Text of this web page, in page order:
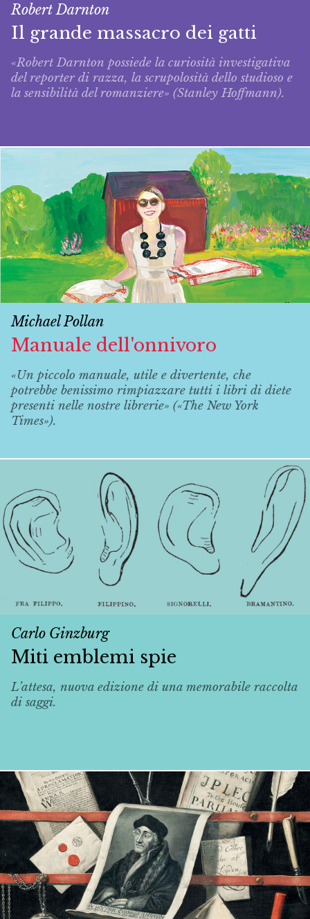
Robert Darnton
Il grande massacro dei gatti
«Robert Darnton possiede la curiosità investigativa
del reporter di razza, la scrupolosità dello studioso e
la sensibilità del romanziere» (Stanley Hoffmann).
Michael Pollan
Manuale dell'onnivoro
«Un piccolo manuale, utile e divertente, che
potrebbe benissimo rimpiazzare tutti i libri di diete
presenti nelle nostre librerie» («The New York
Times»).
Carlo Ginzburg
Miti emblemi spie
L’attesa, nuova edizione di una memorabile raccolta
di saggi.